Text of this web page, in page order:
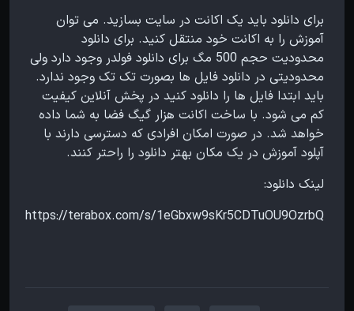
برای دانلود باید یک اکانت در سایت بسازید. می توان
آموزش را به اکانت خود منتقل کنید. برای دانلود
محدودیت حجم 500 مگ برای دانلود فولدر وجود دارد ولی
محدودیتی در دانلود فایل ها بصورت تک تک وجود ندارد.
باید ابتدا فایل ها را دانلود کنید در پخش آنلاین کیفیت
کم می شود. با ساخت اکانت هزار گیگ فضا به شما داده
خواهد شد. در صورت امکان افرادی که دسترسی دارند با
آپلود آموزش در یک مکان بهتر دانلود را راحتر کنند.
لینک دانلود:
https://terabox.com/s/1eGbxw9sKr5CDTuOU9OzrbQ